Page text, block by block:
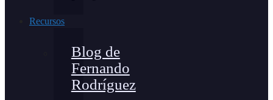
Recursos
Blog de
Fernando
Rodríguez